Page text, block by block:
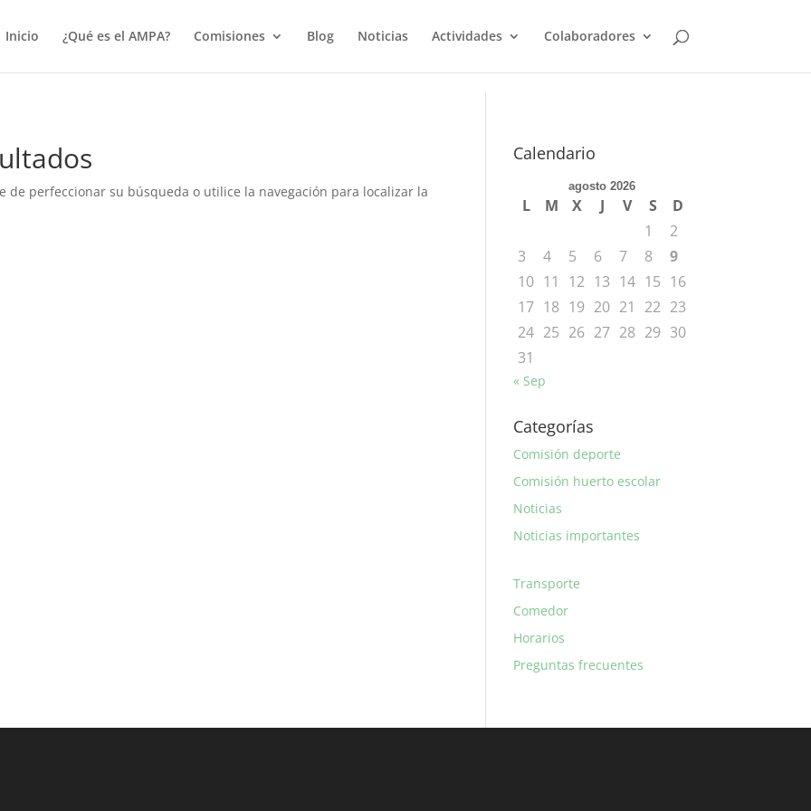
Inicio
¿Qué es el AMPA? Comisiones Blog Noticias Actividades Colaboradores
de perfeccionar su búsqueda o utilice la navegación para localizar la
Calendario
agosto 2026
L M X J V S
D
1
2
3
4 5 6 7 8
9
10 11 12 13 14 15 16
17 18 19 20 21 22 23
24 25 26 27 28 29 30
31
« Sep
Categorías
Comisión deporte
Comisión huerto escolar
Noticias
Noticias importantes
Transporte
Comedor
Horarios
Preguntas frecuentes